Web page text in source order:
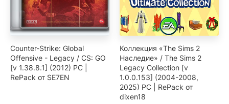
Counter-Strike: Global
Offensive - Legacy / CS: GO
[v 1.38.8.1] (2012) PC |
RePack от SE7EN
Коллекция «The Sims 2
Наследие» / The Sims 2
Legacy Collection [v
1.0.0.153] (2004-2008,
2025) PC | RePack от
dixen18